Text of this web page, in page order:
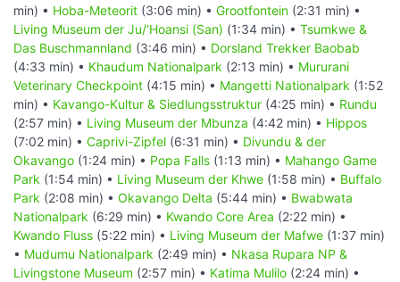
min) • Hoba-Meteorit (3:06 min) • Grootfontein (2:31 min) •
Living Museum der Ju/‘Hoansi (San) (1:34 min) • Tsumkwe &
Das Buschmannland (3:46 min) • Dorsland Trekker Baobab
(4:33 min) • Khaudum Nationalpark (2:13 min) • Mururani
Veterinary Checkpoint (4:15 min) • Mangetti Nationalpark (1:52
min) • Kavango-Kultur & Siedlungsstruktur (4:25 min) • Rundu
(2:57 min) • Living Museum der Mbunza (4:42 min) • Hippos
(7:02 min) • Caprivi-Zipfel (6:31 min) • Divundu & der
Okavango (1:24 min) • Popa Falls (1:13 min) • Mahango Game
Park (1:54 min) • Living Museum der Khwe (1:58 min) • Buffalo
Park (2:08 min) • Okavango Delta (5:44 min) • Bwabwata
Nationalpark (6:29 min) • Kwando Core Area (2:22 min) •
Kwando Fluss (5:22 min) • Living Museum der Mafwe (1:37 min)
• Mudumu Nationalpark (2:49 min) • Nkasa Rupara NP &
Livingstone Museum (2:57 min) • Katima Mulilo (2:24 min) •